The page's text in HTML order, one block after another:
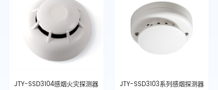
JTY-SSD3104感烟火灾探测器 JTY-SSD3103系列感烟探测器